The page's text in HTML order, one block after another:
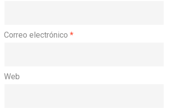
Correo electrónico *
Web